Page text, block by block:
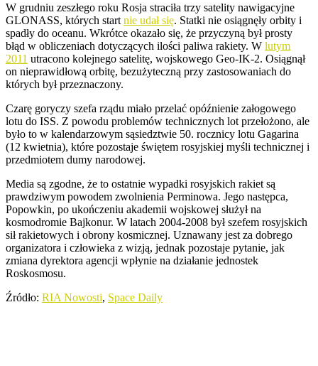
W grudniu zeszłego roku Rosja straciła trzy satelity nawigacyjne
GLONASS, których start nie udał się. Statki nie osiągnęły orbity i
spadły do oceanu. Wkrótce okazało się, że przyczyną był prosty
błąd w obliczeniach dotyczących ilości paliwa rakiety. W lutym
2011 utracono kolejnego satelitę, wojskowego Geo-IK-2. Osiągnął
on nieprawidłową orbitę, bezużyteczną przy zastosowaniach do
których był przeznaczony.
Czarę goryczy szefa rządu miało przelać opóźnienie załogowego
lotu do ISS. Z powodu problemów technicznych lot przełożono, ale
było to w kalendarzowym sąsiedztwie 50. rocznicy lotu Gagarina
(12 kwietnia), które pozostaje świętem rosyjskiej myśli technicznej i
przedmiotem dumy narodowej.
Media są zgodne, że to ostatnie wypadki rosyjskich rakiet są
prawdziwym powodem zwolnienia Perminowa. Jego następca,
Popowkin, po ukończeniu akademii wojskowej służył na
kosmodromie Bajkonur. W latach 2004-2008 był szefem rosyjskich
sił rakietowych i obrony kosmicznej. Uznawany jest za dobrego
organizatora i człowieka z wizją, jednak pozostaje pytanie, jak
zmiana dyrektora agencji wpłynie na działanie jednostek
Roskosmosu.
Źródło: RIA Nowosti, Space Daily